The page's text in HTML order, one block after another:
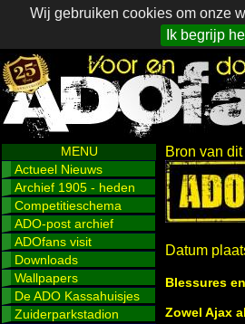
Wij gebruiken cookies om onze
Ik begrijp
MENU
Actueel Nieuws
Archief 1905 - heden
Competitieschema
ADO-post archief
ADOfans visit
Downloads
Wallpapers
De ADO Kassahuisjes
Zuiderparkstadion
Bron van dit
Datum
Blessures
Zowel Ajax